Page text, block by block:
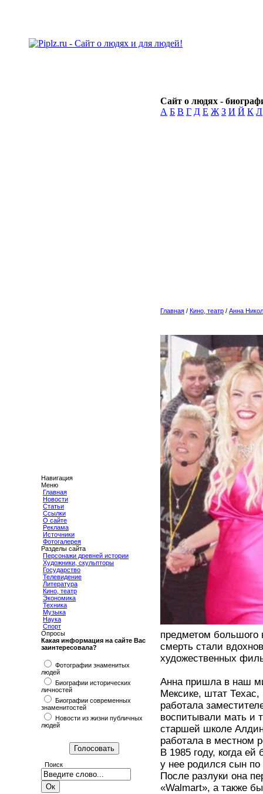
Сайт о людях -
А Б В Г Д Е Ж З И Й К Л
Навигация
Меню
Главная
Новости
Статьи
Ссылки
О сайте
Реклама
Источники
Фотогалерея
Разделы сайта
Персонажи древней истории
Художники, скульпторы
Государство
Телевидение
Литература
Кино, театр
Экономика
Техника
Музыка
Наука
Спорт
Опросы
Какая информация на сайте Вас
заинтересовала?
Фотографии знаменитых
людей
Биографии исторических
личностей
Биографии современных
знаменитостей
Новости из жизни публичных
людей
Поиск
Главная / Кино, театр / Анна
предметом
смерть стали
художественных
Анна пришла в наш
Мексике, штат
работала
воспитывали мать и
старшей школе
работала в местном
В 1985 году, когда
у нее родился сын
После разлуки она
«Walmart», а также